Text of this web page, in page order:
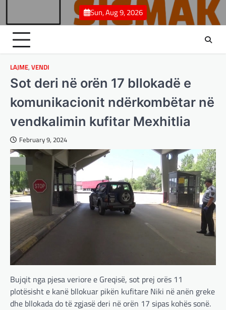
content
Sun, Aug 9, 2026
LAJME, VENDI
Sot deri në orën 17 bllokadë e
komunikacionit ndërkombëtar në
vendkalimin kufitar Mexhitlia
February 9, 2024
Bujqit nga pjesa veriore e Greqisë, sot prej orës 11
plotësisht e kanë bllokuar pikën kufitare Niki në anën greke
dhe bllokada do të zgjasë deri në orën 17 sipas kohës sonë.